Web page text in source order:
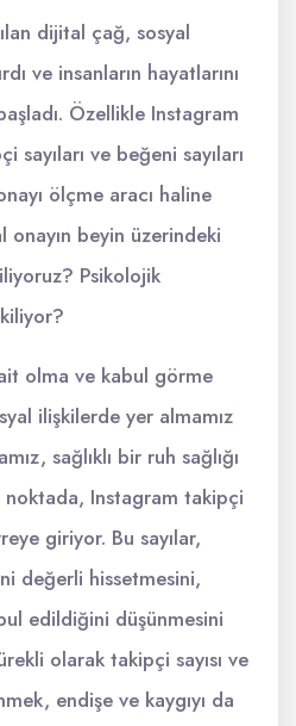
dijital çağ, sosyal
ve insanların hayatlarını
Özellikle Instagram
ve beğeni sayıları
ölçme aracı haline
beyin üzerindeki
Psikolojik
olma ve kabul görme
ilişkilerde yer almamız
sağlıklı bir ruh sağlığı
Instagram takipçi
giriyor. Bu sayılar,
değerli hissetmesini,
edildiğini düşünmesini
olarak takipçi sayısı ve
endişe ve kaygıyı da